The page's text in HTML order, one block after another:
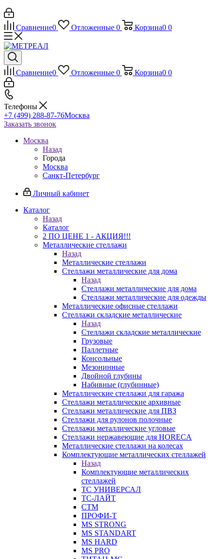
Сравнение0 Отложенные 0 Корзина0 0
Сравнение0 Отложенные 0 Корзина0 0
Телефоны
+7 (499) 288-87-76Москва
Заказать звонок
Москва
Назад
Города
Москва
Санкт-Петербург
Личный кабинет
Каталог
Назад
Каталог
2 ПО ЦЕНЕ 1 - АКЦИЯ!!!
Металлические стеллажи
Назад
Металлические стеллажи
Стеллажи металлические для дома
Назад
Стеллажи металлические для дома
Стеллажи металлические для одежды
Металлические офисные стеллажи
Стеллажи складские металлические
Назад
Стеллажи складские металлические
Грузовые
Паллетные
Консольные
Мезонинные
Двойной глубины
Набивные (глубинные)
Металлические стеллажи для гаража
Стеллажи металлические архивные
Стеллажи металлические для ПВЗ
Стеллажи для рулонов полочные
Стеллажи металлические угловые
Стеллажи нержавеющие для HORECA
Металлические стеллажи на колесах
Комплектующие металлических стеллажей
Назад
Комплектующие металлических
стеллажей
ТС УНИВЕРСАЛ
ТС-ЛАЙТ
СТМ
ПРОФИ-Т
MS STRONG
MS STANDART
MS HARD
MS PRO